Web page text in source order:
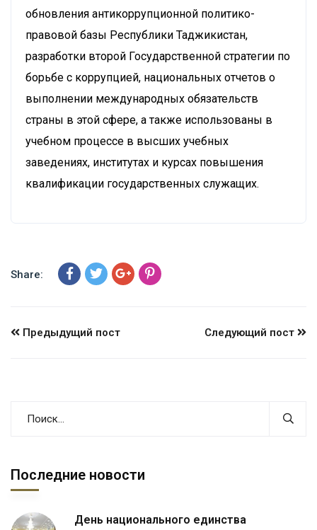
обновления антикоррупционной политико-
правовой базы Республики Таджикистан,
разработки второй Государственной стратегии по
борьбе с коррупцией, национальных отчетов о
выполнении международных обязательств
страны в этой сфере, а также использованы в
учебном процессе в высших учебных
заведениях, институтах и курсах повышения
квалификации государственных служащих.
Share:
Предыдущий пост Следующий пост
Последние новости
День национального единства